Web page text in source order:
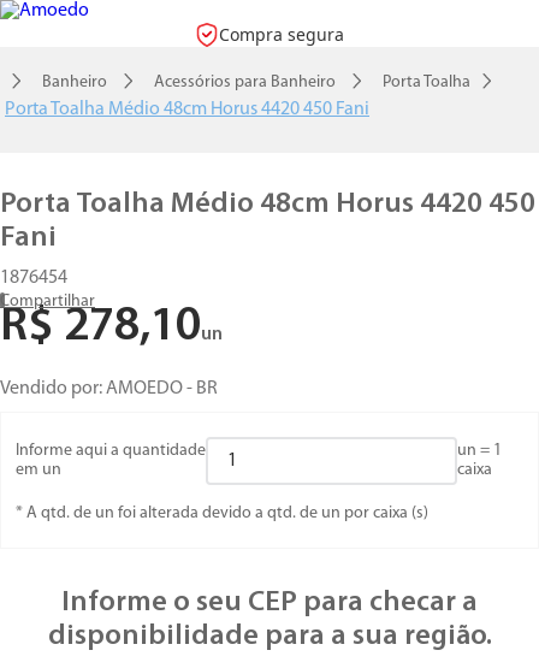
Compra segura
Banheiro Acessórios para Banheiro Porta Toalha
Porta Toalha Médio 48cm Horus 4420 450 Fani
Porta Toalha Médio 48cm Horus 4420 450
Fani
1876454
Compartilhar
R$ 278,10un
Vendido por:AMOEDO - BR
Informe aqui a quantidade
em un
un = 1
caixa
* A qtd. de un foi alterada devido a qtd. de un por caixa (s)
Informe o seu CEP para checar a
disponibilidade para a sua região.